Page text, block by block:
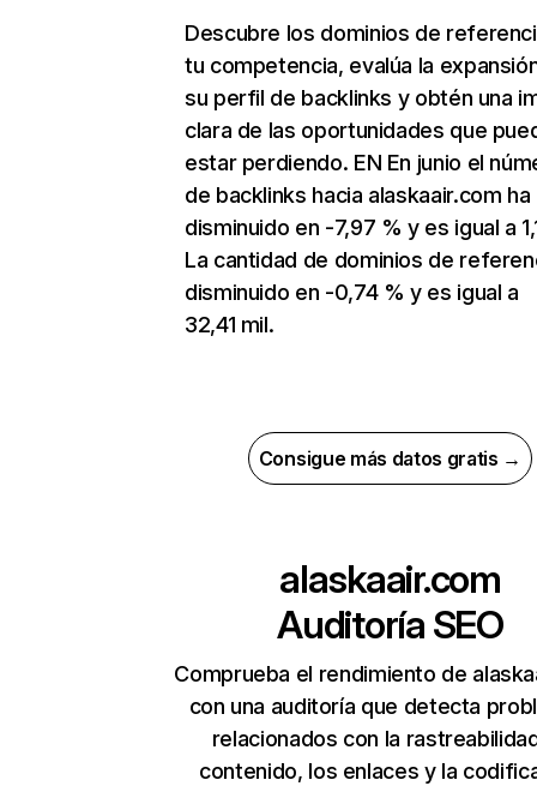
Descubre los dominios de
tu competencia, evalúa la
su perfil de backlinks y obtén una
clara de las oportunidades que
estar perdiendo. EN En junio el
de backlinks hacia alaskaair.com ha
disminuido en -7,97 % y es igual a
La cantidad de dominios de
disminuido en -0,74 % y es igual a
32,41 mil.
Consigue más datos gratis →
alaskaair.com
Auditoría SEO
Comprueba el rendimiento de
con una auditoría que detecta
relacionados con la
contenido, los enlaces y la